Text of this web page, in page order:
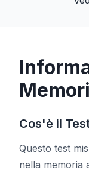
Test Hue
Cos'è il
Questo test
nella memoria